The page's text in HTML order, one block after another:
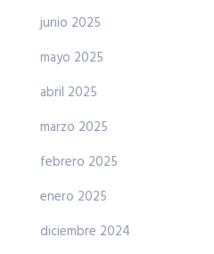
junio 2025
mayo 2025
abril 2025
marzo 2025
febrero 2025
enero 2025
diciembre 2024